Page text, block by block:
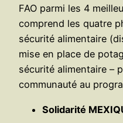
FAO parmi les 4
comprend les quatre
sécurité alimentaire
mise en place de
sécurité alimentaire –
communauté au
Solidarité